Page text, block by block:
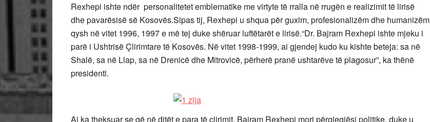
Rexhepi ishte ndër personalitetet emblematike me virtyte të rralla në rrugën e realizimit të lirisë
dhe pavarësisë së Kosovës.Sipas tij, Rexhepi u shqua për guxim, profesionalizëm dhe humanizëm
qysh në vitet 1996, 1997 e më tej duke shëruar luftëtarët e lirisë.“Dr. Bajram Rexhepi ishte mjeku i
parë i Ushtrisë Çlirimtare të Kosovës. Në vitet 1998-1999, ai gjendej kudo ku kishte beteja: sa në
Shalë, sa në Llap, sa në Drenicë dhe Mitrovicë, përherë pranë ushtarëve të plagosur”, ka thënë
presidenti.
Ai ka theksuar se që në ditët e para të çlirimit, Bajram Rexhepi mori përgjegjësi politike, duke u